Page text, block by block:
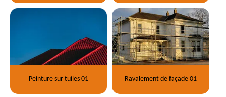
Peinture sur tuiles 01 Ravalement de façade 01